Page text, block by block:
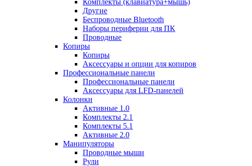
Комплекты (клавиатура+мышь)
Другие
Беспроводные Bluetooth
Наборы периферии для ПК
Проводные
Копиры
Копиры
Аксессуары и опции для копиров
Профессиональные панели
Профессиональные панели
Аксессуары для LFD-панелей
Колонки
Активные 1.0
Комплекты 2.1
Комплекты 5.1
Активные 2.0
Манипуляторы
Проводные мыши
Рули